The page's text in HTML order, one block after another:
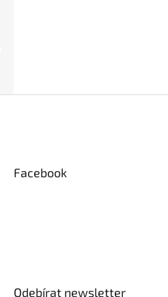
Facebook
Odebírat newsletter